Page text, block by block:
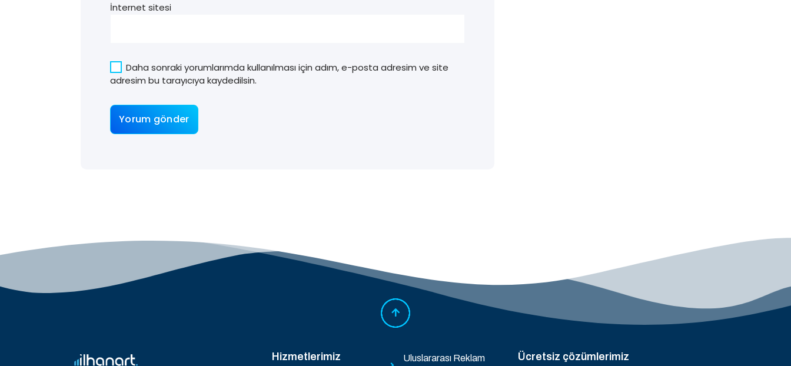
İnternet sitesi
Daha sonraki yorumlarımda kullanılması için adım, e-posta adresim ve site
adresim bu tarayıcıya kaydedilsin.
Hizmetlerimiz
Uluslararası Reklam
Ücretsiz çözümlerimiz